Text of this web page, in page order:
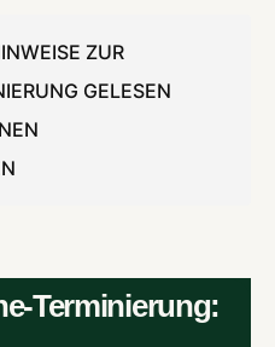
ZUR
GELESEN
Terminierung: